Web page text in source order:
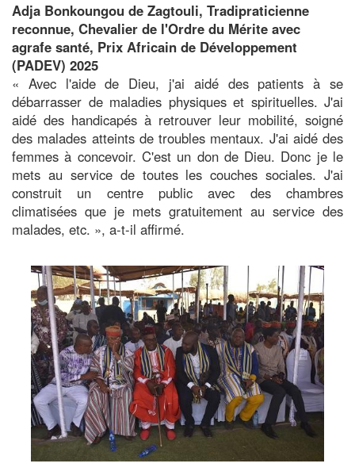
Adja Bonkoungou de Zagtouli, Tradipraticienne
reconnue, Chevalier de l'Ordre du Mérite avec
agrafe santé, Prix Africain de Développement
(PADEV) 2025
« Avec l'aide de Dieu, j'ai aidé des patients à se
débarrasser de maladies physiques et spirituelles. J'ai
aidé des handicapés à retrouver leur mobilité, soigné
des malades atteints de troubles mentaux. J'ai aidé des
femmes à concevoir. C'est un don de Dieu. Donc je le
mets au service de toutes les couches sociales. J'ai
construit un centre public avec des chambres
climatisées que je mets gratuitement au service des
malades, etc. », a-t-il affirmé.
Image